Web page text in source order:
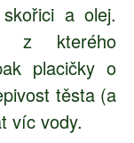
a olej.
z kterého
placičky o
těsta (a
víc vody.